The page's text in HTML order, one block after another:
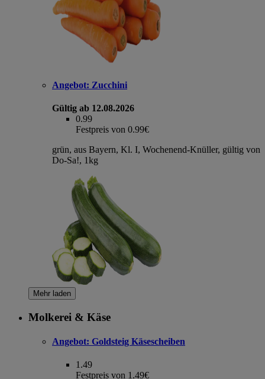
Angebot: Zucchini
Gültig ab 12.08.2026
0.99
Festpreis von 0.99€
grün, aus Bayern, Kl. I, Wochenend-Knüller, gültig von
Do-Sa!, 1kg
Mehr laden
Molkerei & Käse
Angebot: Goldsteig Käsescheiben
1.49
Festpreis von 1.49€